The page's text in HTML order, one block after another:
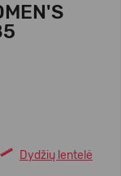
Dydžių lentelė